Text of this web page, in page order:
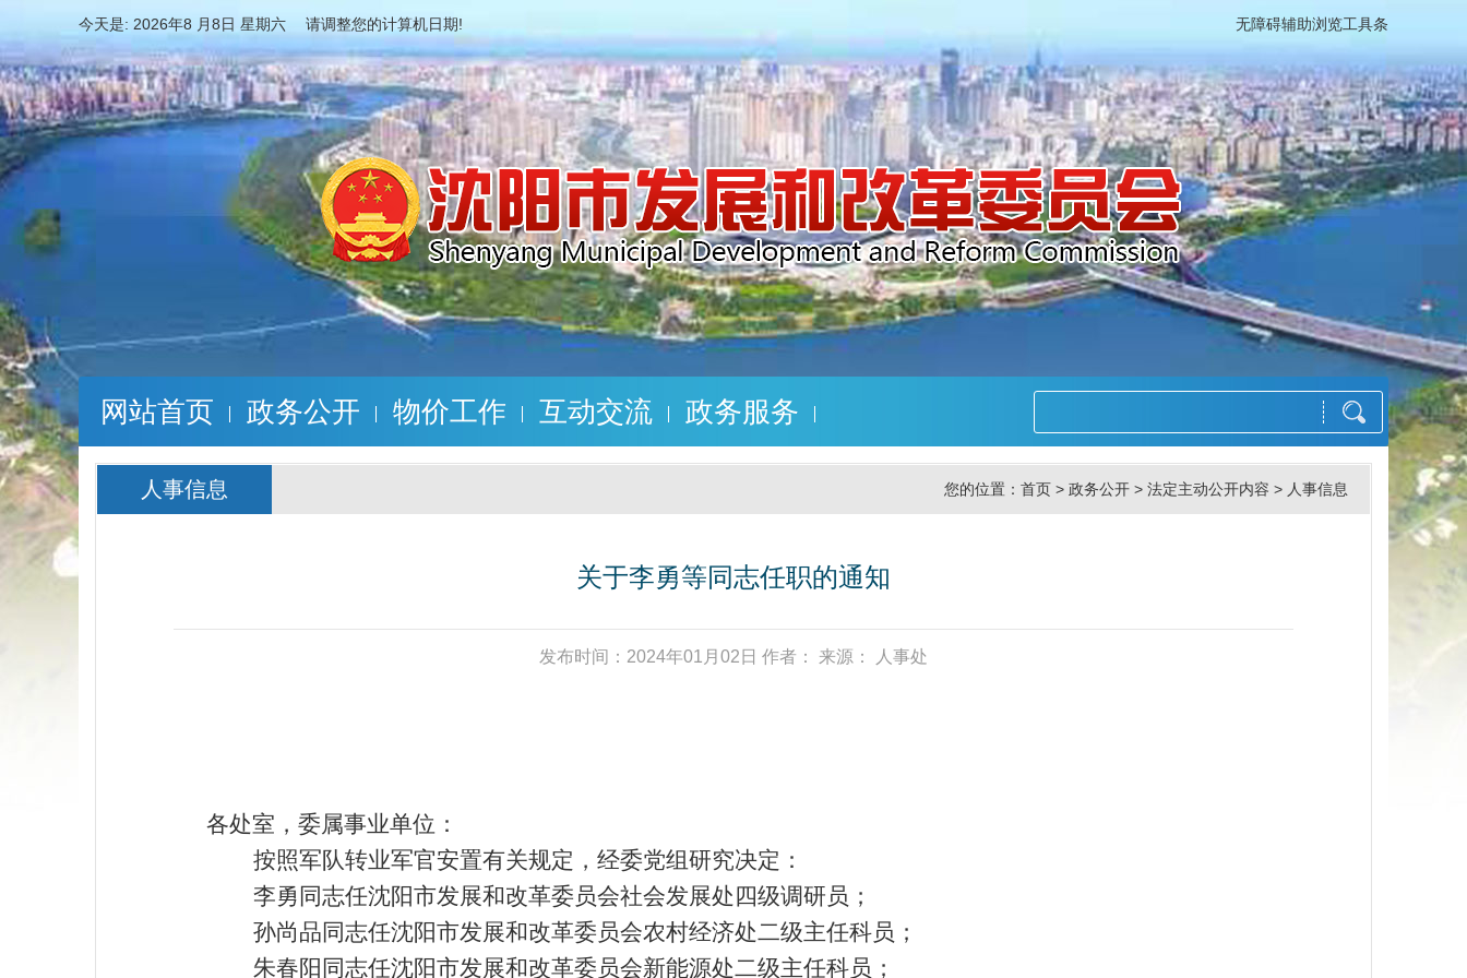
今天是: 2026年8 月8日 星期六 请调整您的计算机日期! 无障碍辅助浏览工具条
网站首页 政务公开 物价工作 互动交流 政务服务
人事信息 您的位置： 首页 > 政务公开 > 法定主动公开内容 > 人事信息
关于李勇等同志任职的通知
发布时间：2024年01月02日 作者： 来源： 人事处
各处室，委属事业单位：
按照军队转业军官安置有关规定 ， 经委党组研究决定：
李勇同志任沈阳市发展和改革委员会社会发展处四级调研员；
孙尚品同志任沈阳市发展和改革委员会农村经济处二级主任科员；
朱春阳同志任沈阳市发展和改革委员会新能源处二级主任科员；